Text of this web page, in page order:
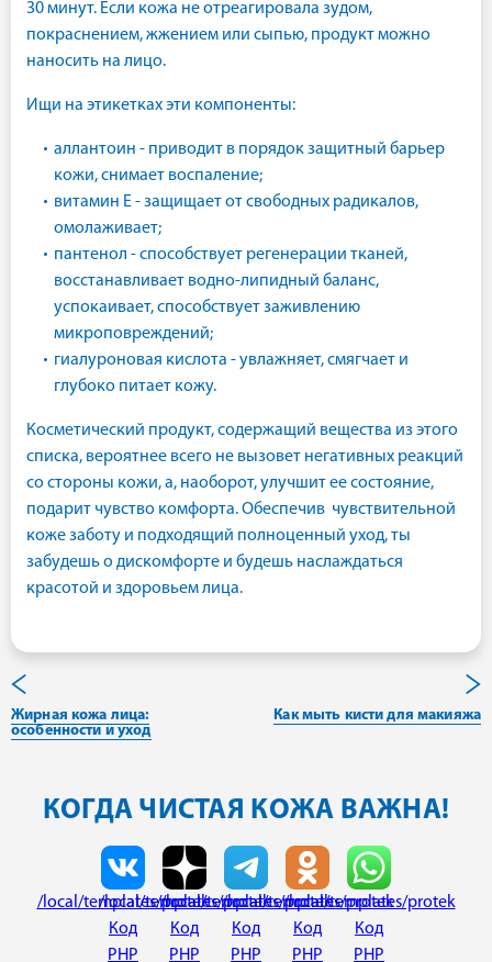
30 минут. Если кожа не отреагировала зудом,
покраснением, жжением или сыпью, продукт можно
наносить на лицо.
Ищи на этикетках эти компоненты:
аллантоин - приводит в порядок защитный барьер
кожи, снимает воспаление;
витамин Е - защищает от свободных радикалов,
омолаживает;
пантенол - способствует регенерации тканей,
восстанавливает водно-липидный баланс,
успокаивает, способствует заживлению
микроповреждений;
гиалуроновая кислота - увлажняет, смягчает и
глубоко питает кожу.
Косметический продукт, содержащий вещества из этого
списка, вероятнее всего не вызовет негативных реакций
со стороны кожи, а, наоборот, улучшит ее состояние,
подарит чувство комфорта. Обеспечив чувствительной
коже заботу и подходящий полноценный уход, ты
забудешь о дискомфорте и будешь наслаждаться
красотой и здоровьем лица.
Жирная кожа лица:
особенности и уход
Как мыть кисти для макияжа
КОГДА ЧИСТАЯ КОЖА ВАЖНА!
/local/templates/protek
Код
PHP
/local/templates/protek
Код
PHP
/local/templates/protek
Код
PHP
/local/templates/protek
Код
PHP
/local/templates/protek
Код
PHP